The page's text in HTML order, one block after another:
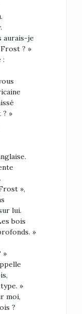
aurais-je
? »
:
»
»,
lui.
bois
»
»
»
moi,
?